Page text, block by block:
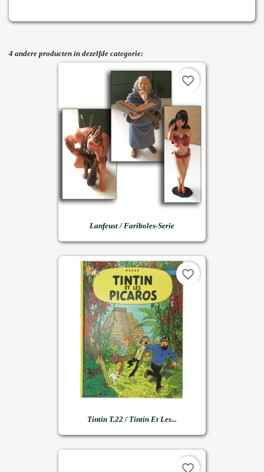
4 andere producten in dezelfde categorie:
Lanfeust / Fariboles-Serie
favorite_border
Tintin T.22 / Tintin Et Les...
favorite_border
favorite_border